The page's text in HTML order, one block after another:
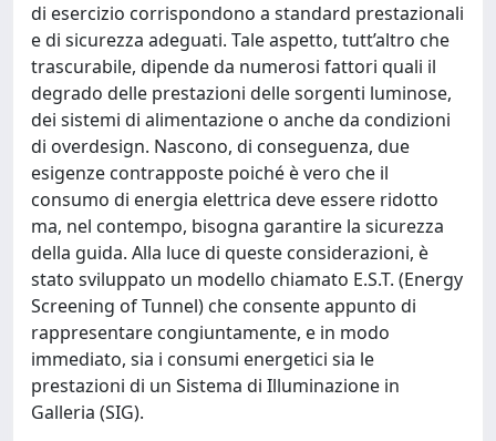
di esercizio corrispondono a standard prestazionali
e di sicurezza adeguati. Tale aspetto, tutt’altro che
trascurabile, dipende da numerosi fattori quali il
degrado delle prestazioni delle sorgenti luminose,
dei sistemi di alimentazione o anche da condizioni
di overdesign. Nascono, di conseguenza, due
esigenze contrapposte poiché è vero che il
consumo di energia elettrica deve essere ridotto
ma, nel contempo, bisogna garantire la sicurezza
della guida. Alla luce di queste considerazioni, è
stato sviluppato un modello chiamato E.S.T. (Energy
Screening of Tunnel) che consente appunto di
rappresentare congiuntamente, e in modo
immediato, sia i consumi energetici sia le
prestazioni di un Sistema di Illuminazione in
Galleria (SIG).